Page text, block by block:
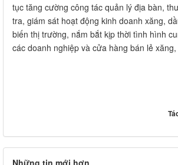
tục tăng cường công tác quản lý địa bàn,
tra, giám sát hoạt động kinh doanh xăng,
biến thị trường, nắm bắt kịp thời tình hình
các doanh nghiệp và cửa hàng bán lẻ xăng,
Những tin mới hơn